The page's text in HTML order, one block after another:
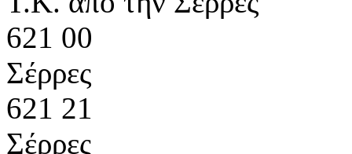
621 00
Σέρρες
621 21
Σέρρες